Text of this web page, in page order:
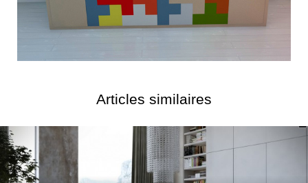
Articles similaires